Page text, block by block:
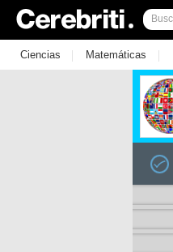
Ciencias | Matemáticas |